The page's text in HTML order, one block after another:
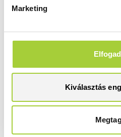
Marketing
Kiválasztás
Padlóburkolatra rakná
Fontos tanácsok